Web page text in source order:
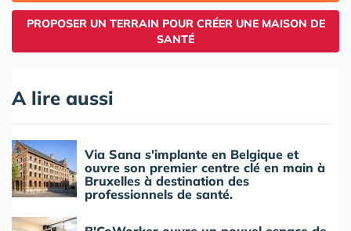
PROPOSER UN TERRAIN POUR CRÉER UNE MAISON DE
SANTÉ
A lire aussi
Via Sana s'implante en Belgique et
ouvre son premier centre clé en main à
Bruxelles à destination des
professionnels de santé.